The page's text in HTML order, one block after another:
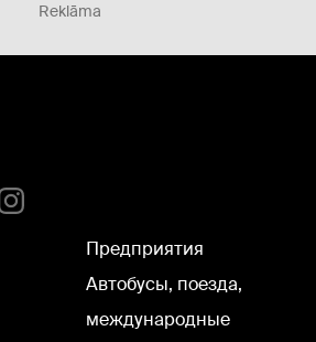
Reklāma
Предприятия
Автобусы, поезда,
международные